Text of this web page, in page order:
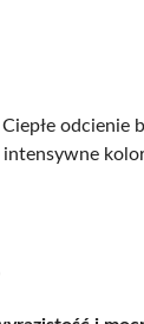
Ciepłe odcienie